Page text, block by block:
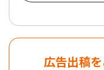
広告出稿